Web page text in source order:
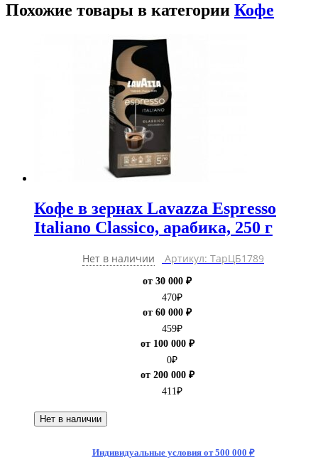
Похожие товары в категории Кофе
Кофе в зернах Lavazza Espresso
Italiano Classico, арабика, 250 г
Нет в наличии Артикул: ТарЦБ1789
от 30 000 ₽
470₽
от 60 000 ₽
459₽
от 100 000 ₽
0₽
от 200 000 ₽
411₽
Нет в наличии
Индивидуальные условия от 500 000 ₽